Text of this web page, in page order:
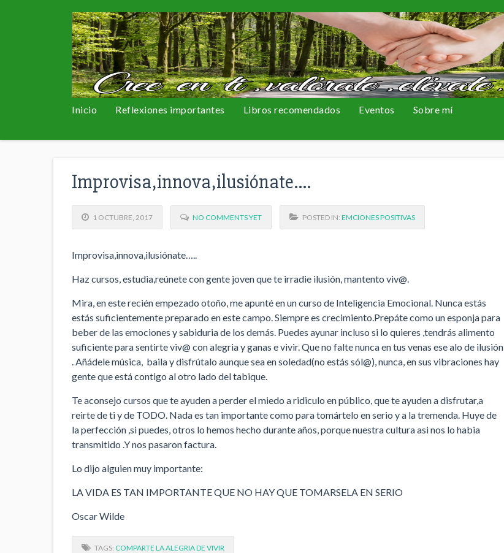
Inicio Reflexiones importantes Libros recomendados Eventos Sobre mí
Improvisa,innova,ilusiónate….
1 OCTUBRE, 2017 NO COMMENTS YET POSTED IN: EMCIONES POSITIVAS
Improvisa,innova,ilusiónate…..
Haz cursos, estudia,reúnete con gente joven que te irradie ilusión, mantento viv@.
Mira, en este recién empezado otoño, me apunté en un curso de Inteligencia Emocional. Nunca estás
estás suficientemente preparado en este campo. Siempre es crecimiento.Prepáte como un esponja para
beber de las emociones y sabiduria de los demás. Puedes ayunar incluso si lo quieres ,tendrás alimento
suficiente para sentirte viv@ con alegria y ganas e vivir. Que no falte nunca en tus venas ese alo de ilusión
. Añádele música, baila y disfrútalo aunque sea en soledad(no estás sól@), nunca, en sus vibraciones hay
gente que está contigo al otro lado del tabique.
Te aconsejo cursos que te ayuden a perder el miedo a ridiculo en público, que te ayuden a disfrutar,a
reirte de ti y de TODO. Nada es tan importante como para tomártelo en serio y a la tremenda. Huye de
la perfección ,si puedes, otros lo hemos hecho durante años, porque nuestra cultura asi nos lo habia
transmitido .Y nos pasaron factura.
Lo dijo alguien muy importante:
LA VIDA ES TAN IMPORTANTE QUE NO HAY QUE TOMARSELA EN SERIO
Oscar Wilde
TAGS: COMPARTE LA ALEGRIA DE VIVIR